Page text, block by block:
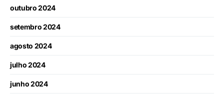
outubro 2024
setembro 2024
agosto 2024
julho 2024
junho 2024